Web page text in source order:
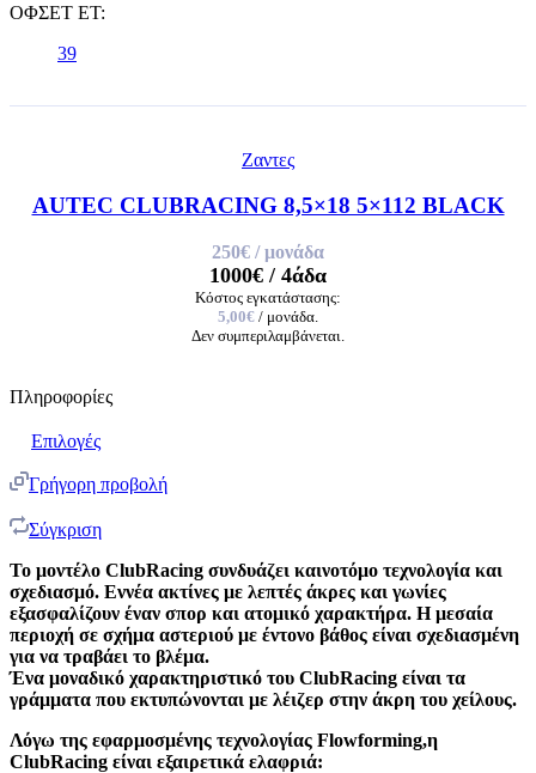
ΟΦΣΕΤ ET:
39
Ζαντες
AUTEC CLUBRACING 8,5×18 5×112 BLACK
250€ / μονάδα
1000€ / 4άδα
Κόστος εγκατάστασης:
5,00€ / μονάδα.
Δεν συμπεριλαμβάνεται.
Πληροφορίες
Επιλογές
Γρήγορη προβολή
Σύγκριση
Το μοντέλο ClubRacing συνδυάζει καινοτόμο τεχνολογία και
σχεδιασμό. Εννέα ακτίνες με λεπτές άκρες και γωνίες
εξασφαλίζουν έναν σπορ και ατομικό χαρακτήρα. Η μεσαία
περιοχή σε σχήμα αστεριού με έντονο βάθος είναι σχεδιασμένη
για να τραβάει το βλέμα.
Ένα μοναδικό χαρακτηριστικό του ClubRacing είναι τα
γράμματα που εκτυπώνονται με λέιζερ στην άκρη του χείλους.
Λόγω της εφαρμοσμένης τεχνολογίας Flowforming,η
ClubRacing είναι εξαιρετικά ελαφριά: